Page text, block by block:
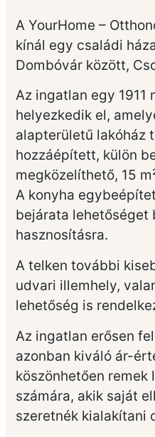
A YourHome –
kínál egy családi
Dombóvár között,
Az ingatlan egy 1911
helyezkedik el,
alapterületű lakóház
hozzáépített, külön
megközelíthető, 15
A konyha
bejárata
hasznosításra.
A telken további
udvari illemhely,
lehetőség is
Az ingatlan erősen
azonban kiváló ár-
köszönhetően remek
számára, akik saját
szeretnék kialakítani